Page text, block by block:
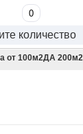
количество
от 100м2ДА 200м2